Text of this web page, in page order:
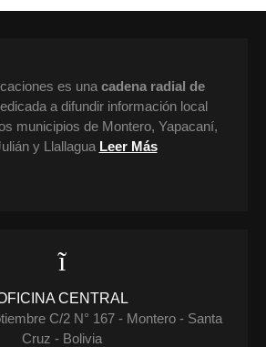
es una cadena radial de
a difundir información local
municipios de Montero, Yapacaní,
y Llallagua Leer Más
CENTRAL
C/2 N° 167 - Montero - Santa
Cruz - Bolivia